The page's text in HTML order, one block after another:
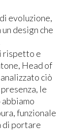
evoluzione,
design che
rispetto e
Head of
ciò
le
funzionale
di portare